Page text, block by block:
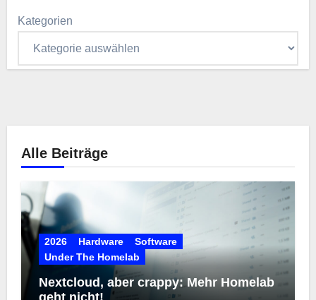
Kategorien
Alle Beiträge
2026 Hardware
Software
Under The Homelab
Nextcloud, aber crappy: Mehr Homelab